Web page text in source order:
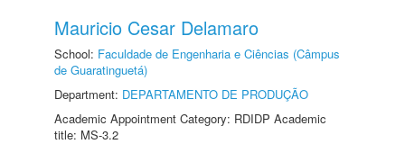
Mauricio Cesar Delamaro
School: Faculdade de Engenharia e Ciências (Câmpus
de Guaratinguetá)
Department: DEPARTAMENTO DE PRODUÇÃO
Academic Appointment Category: RDIDP Academic
title: MS-3.2